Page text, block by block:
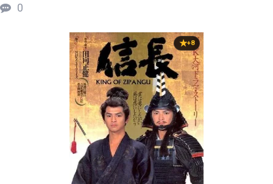
0
+8